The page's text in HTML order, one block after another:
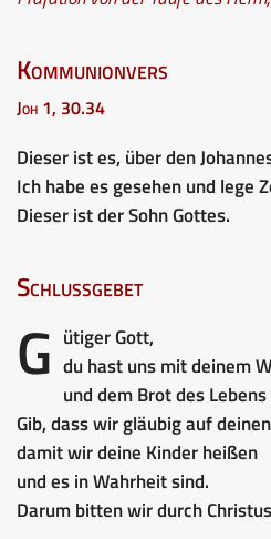
Kommunionvers
Joh 1, 30.34
Dieser ist es, über den
Ich habe es gesehen und lege
Dieser ist der Sohn Gottes.
Schlussgebet
G ütiger Gott,
du hast uns mit deinem
und dem Brot des
Gib, dass wir gläubig auf
damit wir deine Kinder heißen
und es in Wahrheit sind.
Darum bitten wir durch